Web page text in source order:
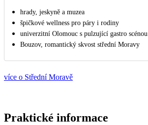
hrady, jeskyně a muzea
špičkové wellness pro páry i rodiny
univerzitní Olomouc s pulzující gastro scénou
Bouzov, romantický skvost střední Moravy
více o Střední Moravě
Praktické informace